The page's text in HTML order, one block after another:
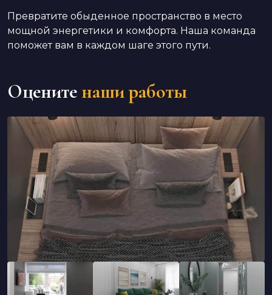
Превратите обыденное пространство в место
мощной энергетики и комфорта. Наша команда
поможет вам в каждом шаге этого пути.
Оцените наши работы